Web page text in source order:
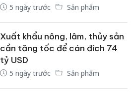
5 ngày trước Sản phẩm
Xuất khẩu nông, lâm, thủy sản
cần tăng tốc để cán đích 74
tỷ USD
5 ngày trước Sản phẩm